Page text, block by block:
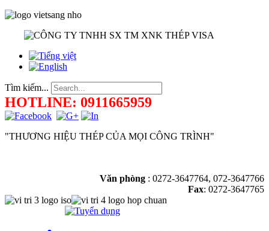
Tìm kiếm...
HOTLINE: 0911665959
"THƯƠNG HIỆU THÉP CỦA MỌI CÔNG TRÌNH"
Văn phòng : 0272-3647764, 072-3647766
Fax: 0272-3647765